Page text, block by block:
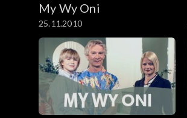
My Wy Oni
25.11.2010